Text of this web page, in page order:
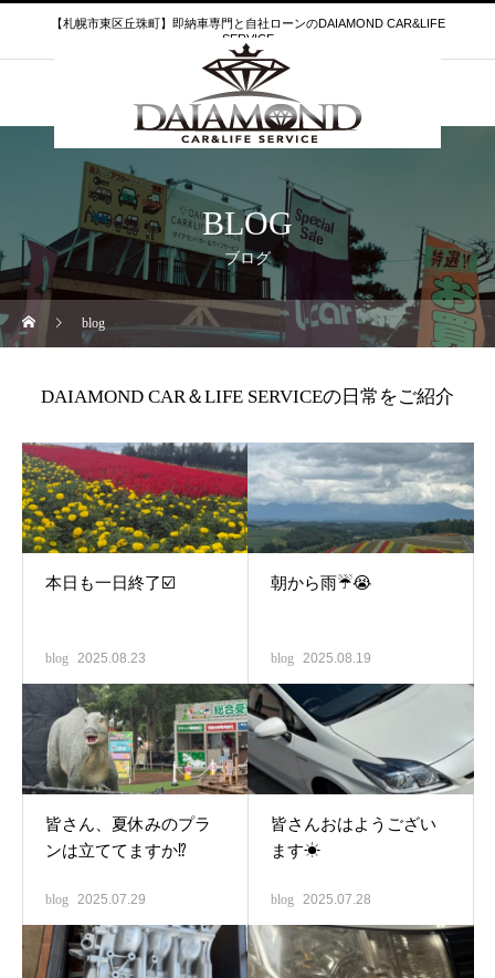
【札幌市東区丘珠町】即納車専門と自社ローンのDAIAMOND CAR&LIFE
SERVICE
BLOG
ブログ
blog
DAIAMOND CAR＆LIFE SERVICEの日常をご紹介
本日も一日終了☑️
blog 2025.08.23
朝から雨☔😭
blog 2025.08.19
皆さん、夏休みのプラ
ンは立ててますか⁉️
blog 2025.07.29
皆さんおはようござい
ます☀
blog 2025.07.28